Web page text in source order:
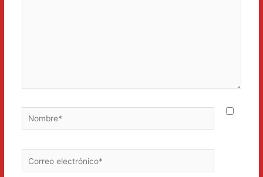
Nombre*
Correo
electrónico*